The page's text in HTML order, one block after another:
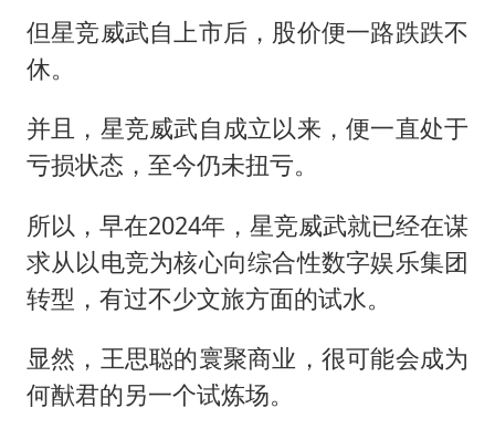
但星竞威武自上市后，股价便一路跌跌不
休。
并且，星竞威武自成立以来，便一直处于
亏损状态，至今仍未扭亏。
所以，早在2024年，星竞威武就已经在谋
求从以电竞为核心向综合性数字娱乐集团
转型，有过不少文旅方面的试水。
显然，王思聪的寰聚商业，很可能会成为
何猷君的另一个试炼场。